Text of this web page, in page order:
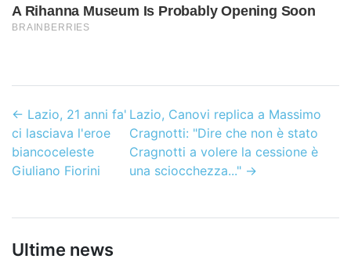
← Lazio, 21 anni fa'
ci lasciava l'eroe
biancoceleste
Giuliano Fiorini
Lazio, Canovi replica a Massimo
Cragnotti: "Dire che non è stato
Cragnotti a volere la cessione è
una sciocchezza..."→
Ultime news